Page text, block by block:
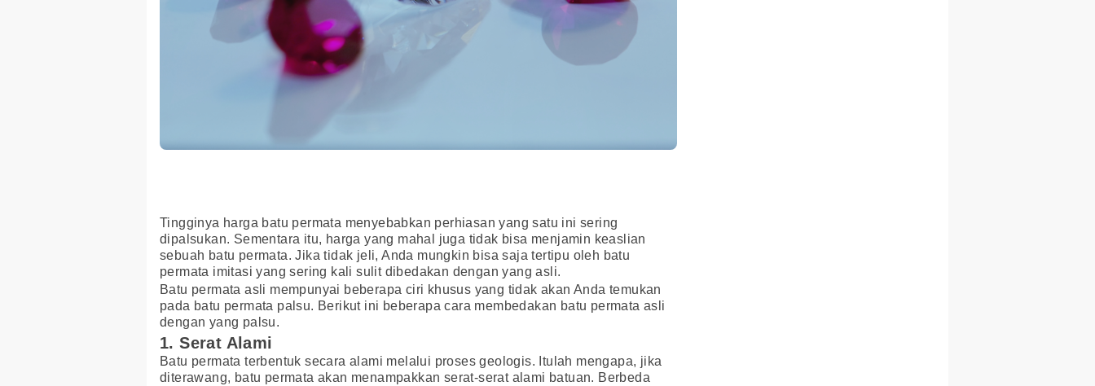
Tingginya harga batu permata menyebabkan perhiasan yang satu ini sering
dipalsukan. Sementara itu, harga yang mahal juga tidak bisa menjamin keaslian
sebuah batu permata. Jika tidak jeli, Anda mungkin bisa saja tertipu oleh batu
permata imitasi yang sering kali sulit dibedakan dengan yang asli.
Batu permata asli mempunyai beberapa ciri khusus yang tidak akan Anda temukan
pada batu permata palsu. Berikut ini beberapa cara membedakan batu permata asli
dengan yang palsu.
1. Serat Alami
Batu permata terbentuk secara alami melalui proses geologis. Itulah mengapa, jika
diterawang, batu permata akan menampakkan serat-serat alami batuan. Berbeda